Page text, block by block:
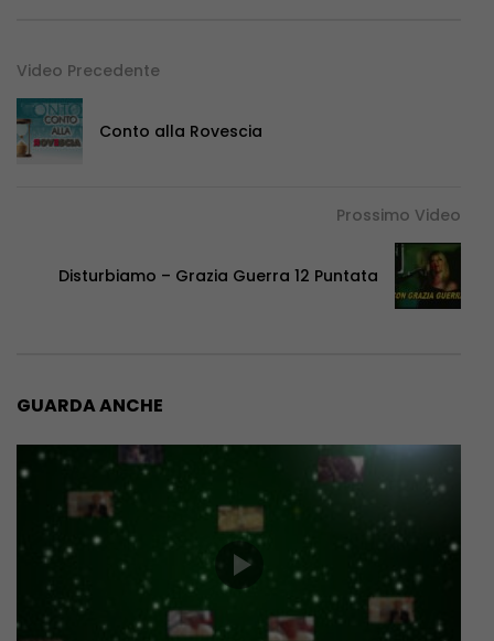
Video Precedente
Conto alla Rovescia
Prossimo Video
Disturbiamo – Grazia Guerra 12 Puntata
GUARDA ANCHE